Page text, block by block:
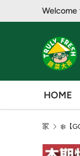
跳至内
HOME
家 ❄️【